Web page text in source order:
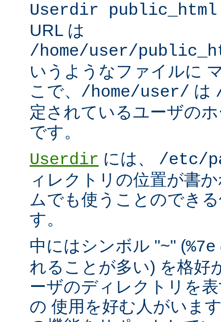
Userdir public_html
URL は
/home/user/
いうようなファイルに
こで、 /home/user/ は
定されているユーザの
です。
Userdir には、 /etc/
ィレクトリの位置が書
ムでも使うことのでき
す。
中にはシンボル "~" (%7e
れることが多い) を格好
ーザのディレクトリを
の 使用を好む人がいま